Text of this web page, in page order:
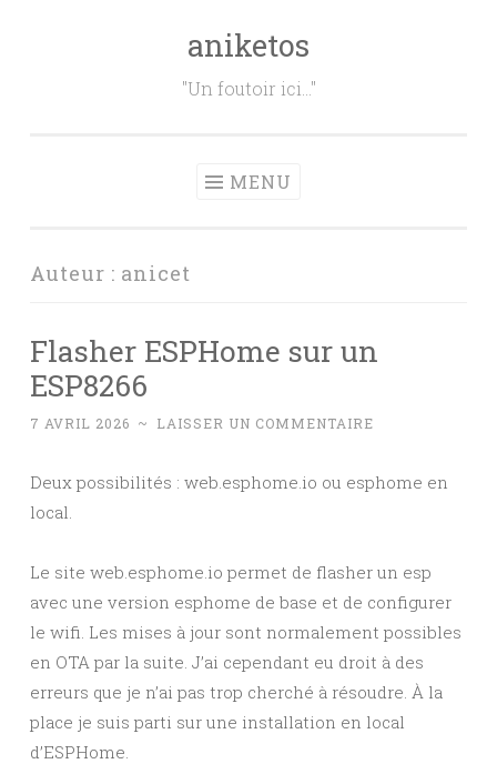
aniketos
"Un foutoir ici…"
MENU
Auteur : anicet
Flasher ESPHome sur un
ESP8266
7 AVRIL 2026 ~ LAISSER UN COMMENTAIRE
Deux possibilités : web.esphome.io ou esphome en
local.
Le site web.esphome.io permet de flasher un esp
avec une version esphome de base et de configurer
le wifi. Les mises à jour sont normalement possibles
en OTA par la suite. J’ai cependant eu droit à des
erreurs que je n’ai pas trop cherché à résoudre. À la
place je suis parti sur une installation en local
d’ESPHome.